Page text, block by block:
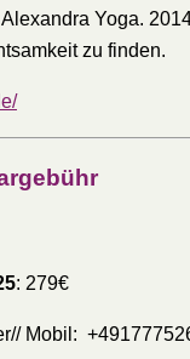
Yoga.
zu finden.
: 279€
Mobil: